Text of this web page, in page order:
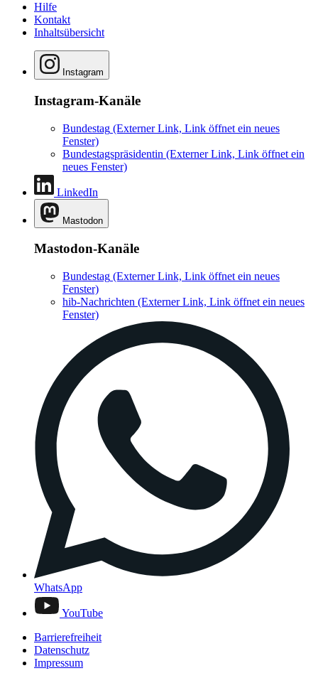
Hilfe
Kontakt
Inhaltsübersicht
Instagram
Instagram-Kanäle
Bundestag (Externer Link, Link öffnet ein neues
Fenster)
Bundestagspräsidentin (Externer Link, Link öffnet ein
neues Fenster)
LinkedIn
Mastodon
Mastodon-Kanäle
Bundestag (Externer Link, Link öffnet ein neues
Fenster)
hib-Nachrichten (Externer Link, Link öffnet ein neues
Fenster)
WhatsApp
YouTube
Barrierefreiheit
Datenschutz
Impressum